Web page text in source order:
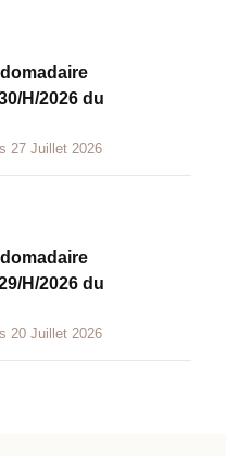
H/2026 du
27 Juillet 2026
H/2026 du
20 Juillet 2026